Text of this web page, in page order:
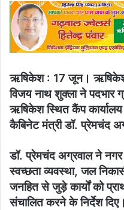
ऋषिकेश : 17 जून।
विजय नाथ शुक्ला ने
ऋषिकेश स्थित कैंप
कैबिनेट मंत्री डॉ. प्रेमचंद
डॉ. प्रेमचंद अग्रवाल ने
स्वच्छता व्यवस्था, जल
जनहित से जुड़े कार्यों को
संचालित करने के निर्देश दिए।